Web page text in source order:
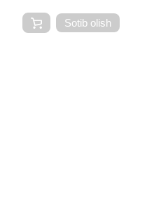
Sotib olish